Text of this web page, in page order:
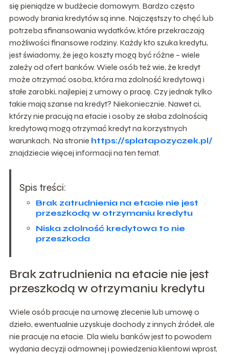
się pieniądze w budżecie domowym. Bardzo często
powody brania kredytów są inne. Najczęstszy to chęć lub
potrzeba sfinansowania wydatków, które przekraczają
możliwości finansowe rodziny. Każdy kto szuka kredytu,
jest świadomy, że jego koszty mogą być różne – wiele
zależy od ofert banków. Wiele osób też wie, że kredyt
może otrzymać osoba, która ma zdolność kredytową i
stałe zarobki, najlepiej z umowy o pracę. Czy jednak tylko
takie mają szanse na kredyt? Niekoniecznie. Nawet ci,
którzy nie pracują na etacie i osoby ze słaba zdolnością
kredytową mogą otrzymać kredyt na korzystnych
warunkach. Na stronie https://splatapozyczek.pl/
znajdziecie więcej informacji na ten temat.
Spis treści:
Brak zatrudnienia na etacie nie jest
przeszkodą w otrzymaniu kredytu
Niska zdolność kredytowa to nie
przeszkoda
Brak zatrudnienia na etacie nie jest
przeszkodą w otrzymaniu kredytu
Wiele osób pracuje na umowę zlecenie lub umowę o
dzieło, ewentualnie uzyskuje dochody z innych źródeł, ale
nie pracuje na etacie. Dla wielu banków jest to powodem
wydania decyzji odmownej i powiedzenia klientowi wprost,